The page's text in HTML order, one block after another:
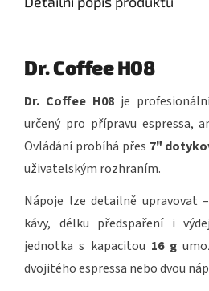
Dr. Coffee H08
Dr. Coffee H08 je
určený pro přípravu espressa,
Ovládání probíhá přes 7"
uživatelským rozhraním.
Nápoje lze detailně upravovat
kávy, délku předspaření i
jednotka s kapacitou 16 g
dvojitého espressa nebo dvou